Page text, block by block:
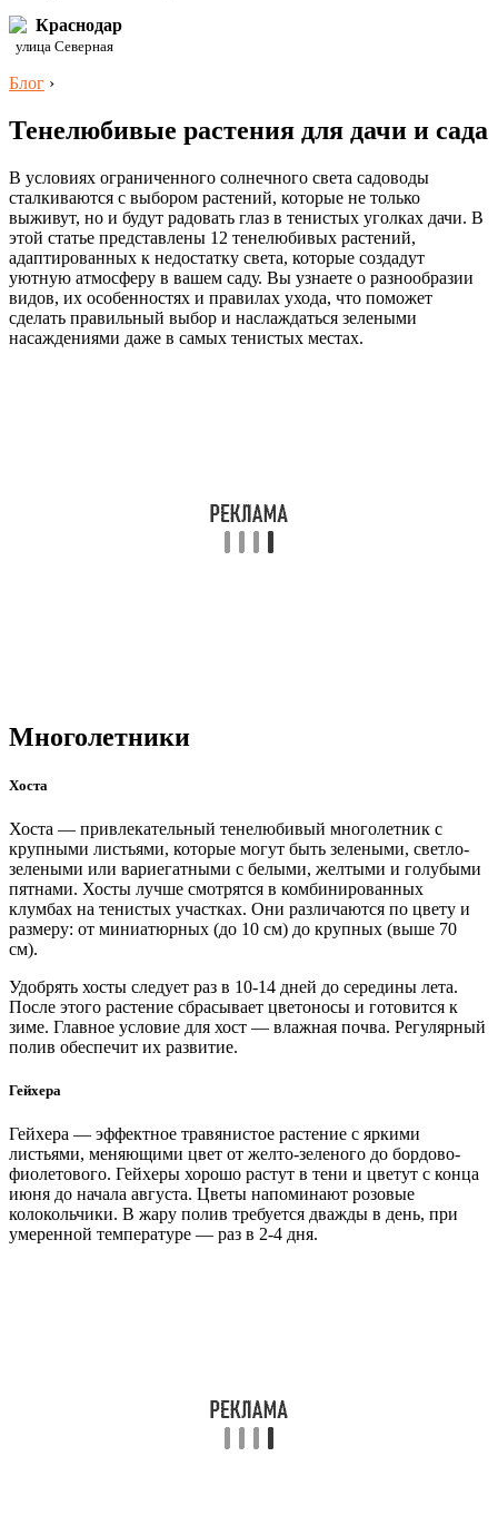
Краснодар
улица Северная
Блог ›
Тенелюбивые растения для дачи и сада
В условиях ограниченного солнечного света садоводы
сталкиваются с выбором растений, которые не только
выживут, но и будут радовать глаз в тенистых уголках дачи. В
этой статье представлены 12 тенелюбивых растений,
адаптированных к недостатку света, которые создадут
уютную атмосферу в вашем саду. Вы узнаете о разнообразии
видов, их особенностях и правилах ухода, что поможет
сделать правильный выбор и наслаждаться зелеными
насаждениями даже в самых тенистых местах.
Многолетники
Хоста
Хоста — привлекательный тенелюбивый многолетник с
крупными листьями, которые могут быть зелеными, светло-
зелеными или вариегатными с белыми, желтыми и голубыми
пятнами. Хосты лучше смотрятся в комбинированных
клумбах на тенистых участках. Они различаются по цвету и
размеру: от миниатюрных (до 10 см) до крупных (выше 70
см).
Удобрять хосты следует раз в 10-14 дней до середины лета.
После этого растение сбрасывает цветоносы и готовится к
зиме. Главное условие для хост — влажная почва. Регулярный
полив обеспечит их развитие.
Гейхера
Гейхера — эффектное травянистое растение с яркими
листьями, меняющими цвет от желто-зеленого до бордово-
фиолетового. Гейхеры хорошо растут в тени и цветут с конца
июня до начала августа. Цветы напоминают розовые
колокольчики. В жару полив требуется дважды в день, при
умеренной температуре — раз в 2-4 дня.